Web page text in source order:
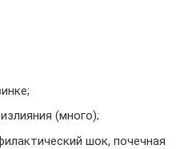
(много);
шок, почечная